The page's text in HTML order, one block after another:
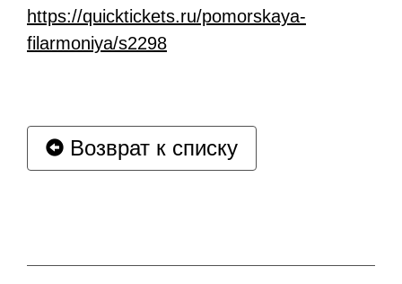
https://quicktickets.ru/pomorskaya-
filarmoniya/s2298
Возврат к списку